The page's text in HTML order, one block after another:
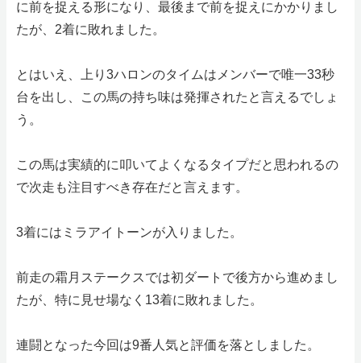
に前を捉える形になり、最後まで前を捉えにかかりまし
たが、2着に敗れました。
とはいえ、上り3ハロンのタイムはメンバーで唯一33秒
台を出し、この馬の持ち味は発揮されたと言えるでしょ
う。
この馬は実績的に叩いてよくなるタイプだと思われるの
で次走も注目すべき存在だと言えます。
3着にはミラアイトーンが入りました。
前走の霜月ステークスでは初ダートで後方から進めまし
たが、特に見せ場なく13着に敗れました。
連闘となった今回は9番人気と評価を落としました。